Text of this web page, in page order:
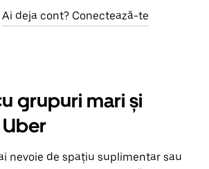
Ai deja cont? Conectează-te
grupuri mari și
nevoie de spațiu suplimentar sau